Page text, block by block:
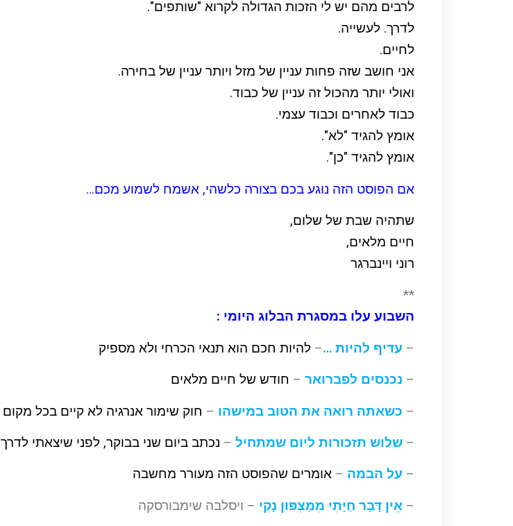
לרבים מהם יש לי הזכות הגדולה לקרוא "שותפים".
לדרך. לעשייה.
לחיים.
אני חושב שזה פחות עניין של מזל ויותר עניין של בחירה.
ואולי יותר מהכול זה עניין של כבוד.
כבוד לאחרים וכבוד עצמי.
אומץ להגיד "לא".
אומץ להגיד "כן".
אם הפוסט הזה נוגע בכם בצורה כלשהי, אשמח לשמוע מכם…
שתהיה שבת של שלום,
חיים מלאים,
רוני ויינברגר
**
השבוע עלו במסגרת הבלוג היומי :
– עדיף להיות …– להיות חכם הוא תנאי הכרחי ולא מספיק
– נכנסים לפברואר – חודש של חיים מלאים
– כשאתה רואה את הטוב במישהו – חוק שימור אנרגיה לא קיים בכל מקום
– שלוש תזכורות ליום שמתחיל – נכתב ביום שני בבוקר, לפני שיצאתי לדרך
– על הבמה – אומרים שהפוסט הזה מעורר מחשבה
– אֵין דָּבָר חַיָּתִי מִמַצְפּוּן נָקִי – ויסלבה שימבורסקה